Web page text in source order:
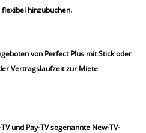
hinzubuchen.
von Perfect Plus mit Stick oder
Vertragslaufzeit zur Miete
und Pay-TV sogenannte New-TV-